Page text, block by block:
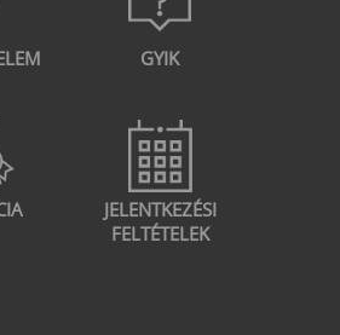
GYIK
JELENTKEZÉSI
FELTÉTELEK